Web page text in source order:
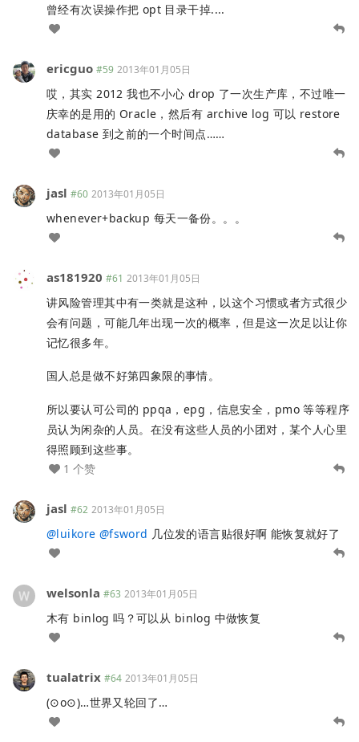
曾经有次误操作把 opt 目录干掉....
ericguo #59 2013年01月05日
哎，其实 2012 我也不小心 drop 了一次生产库，不过唯一
庆幸的是用的 Oracle，然后有 archive log 可以 restore
database 到之前的一个时间点……
jasl #60 2013年01月05日
whenever+backup 每天一备份。。。
as181920 #61 2013年01月05日
讲风险管理其中有一类就是这种，以这个习惯或者方式很少
会有问题，可能几年出现一次的概率，但是这一次足以让你
记忆很多年。
国人总是做不好第四象限的事情。
所以要认可公司的 ppqa，epg，信息安全，pmo 等等程序
员认为闲杂的人员。在没有这些人员的小团对，某个人心里
得照顾到这些事。
1 个赞
jasl #62 2013年01月05日
@luikore @fsword 几位发的语言贴很好啊 能恢复就好了
welsonla #63 2013年01月05日
木有 binlog 吗？可以从 binlog 中做恢复
tualatrix #64 2013年01月05日
(⊙o⊙)…世界又轮回了…